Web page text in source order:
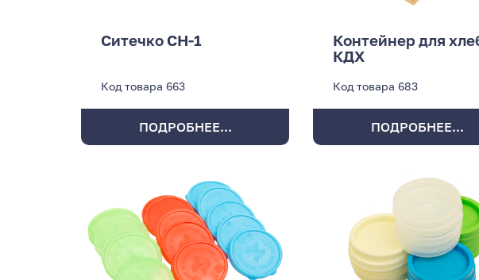
Ситечко СН-1
Код товара 663
ПОДРОБНЕЕ...
Контейнер для
КДХ
Код товара 683
ПОДРОБНЕЕ...